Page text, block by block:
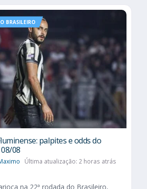
BRASILEIRO
palpites e odds do
08
Última atualização: 2 horas atrás
na 22ª rodada do Brasileiro,